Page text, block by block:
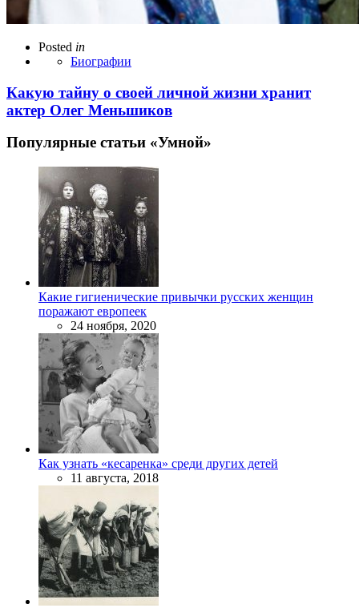
Posted in
Биографии
Какую тайну о своей личной жизни хранит
актер Олег Меньшиков
Популярные статьи «Умной»
Какие гигиенические привычки русских женщин
поражают европеек
24 ноября, 2020
Как узнать «кесаренка» среди других детей
11 августа, 2018